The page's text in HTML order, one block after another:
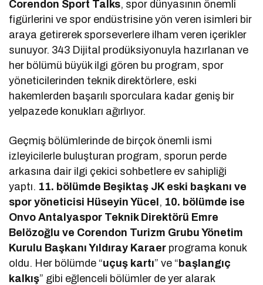
Corendon Sport Talks, spor dünyasının önemli
figürlerini ve spor endüstrisine yön veren isimleri bir
araya getirerek sporseverlere ilham veren içerikler
sunuyor. 343 Dijital prodüksiyonuyla hazırlanan ve
her bölümü büyük ilgi gören bu program, spor
yöneticilerinden teknik direktörlere, eski
hakemlerden başarılı sporculara kadar geniş bir
yelpazede konukları ağırlıyor.
Geçmiş bölümlerinde de birçok önemli ismi
izleyicilerle buluşturan program, sporun perde
arkasına dair ilgi çekici sohbetlere ev sahipliği
yaptı. 11. bölümde Beşiktaş JK eski başkanı ve
spor yöneticisi Hüseyin Yücel, 10. bölümde ise
Onvo Antalyaspor Teknik Direktörü Emre
Belözoğlu ve Corendon Turizm Grubu Yönetim
Kurulu Başkanı Yıldıray Karaer programa konuk
oldu. Her bölümde “uçuş kartı” ve “başlangıç
kalkış” gibi eğlenceli bölümler de yer alarak